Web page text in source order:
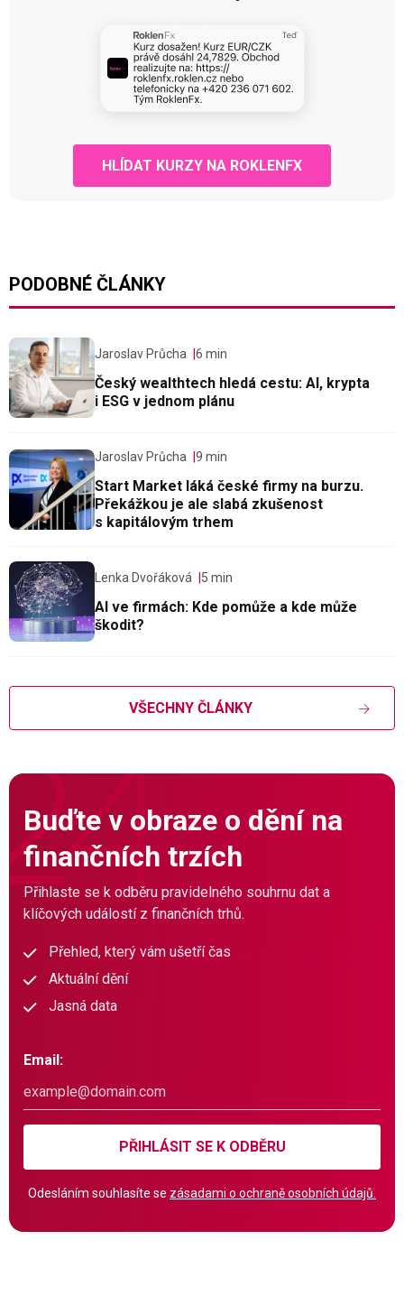
HLÍDAT KURZY NA ROKLENFX
PODOBNÉ ČLÁNKY
Jaroslav Průcha 6 min
Český wealthtech hledá cestu: AI, krypta
i ESG v jednom plánu
Jaroslav Průcha 9 min
Start Market láká české firmy na burzu.
Překážkou je ale slabá zkušenost
s kapitálovým trhem
Lenka Dvořáková 5 min
AI ve firmách: Kde pomůže a kde může
škodit?
VŠECHNY ČLÁNKY
Buďte v obraze o dění na
finančních trzích
Přihlaste se k odběru pravidelného souhrnu dat a
klíčových událostí z finančních trhů.
Přehled, který vám ušetří čas
Aktuální dění
Jasná data
Email:
PŘIHLÁSIT SE K ODBĚRU
Odesláním souhlasíte se zásadami o ochraně osobních údajů.